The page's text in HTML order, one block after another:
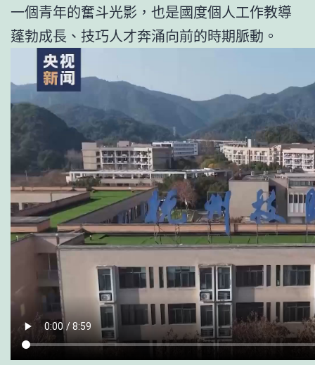
一個青年的奮斗光影，也是國度個人工作教導
蓬勃成長、技巧人才奔涌向前的時期脈動。